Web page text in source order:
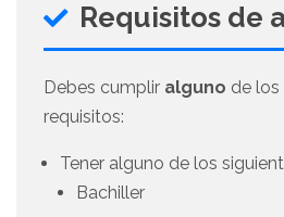
Requisitos de
Debes cumplir alguno de los
requisitos:
Tener alguno de los
Bachiller